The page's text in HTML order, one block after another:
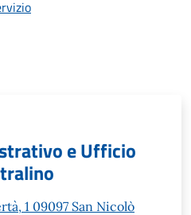
e Ufficio
1 09097 San Nicolò